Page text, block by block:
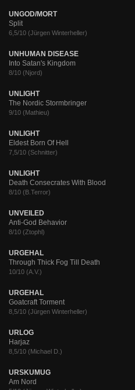
UNGOD/MORT
Split
6,5/10 (Jürgen Winterheller)
UNHUMAN DISEASE
Into Satan's Kingdom
8/10 (Njord)
UNLIGHT
The Nordic Stormbringer
9/10 (Mathieu)
UNLIGHT
Eldest Born Of Hell
7,5/10 (Schnitter)
UNLIGHT
Death Consecrates With Blood
8/10 (B.Terror)
UNVEILED
Anti-God Behavior
8/10 (Ztophl)
URGEHAL
Through Thick Fog Till Death
10/10 (A.V.)
URGEHAL
Goatcraft Torment
8,5/10 (Jürgen Winterheller)
URLOG
Harjaz
8,5/10 (Michael D.)
URSKUMUG
Am Nord